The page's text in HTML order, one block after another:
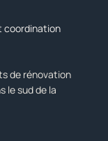
coordination
de rénovation
le sud de la